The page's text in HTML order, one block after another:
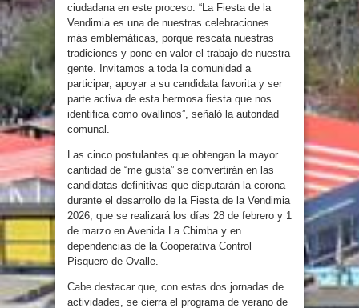
ciudadana en este proceso. “La Fiesta de la
Vendimia es una de nuestras celebraciones
más emblemáticas, porque rescata nuestras
tradiciones y pone en valor el trabajo de nuestra
gente. Invitamos a toda la comunidad a
participar, apoyar a su candidata favorita y ser
parte activa de esta hermosa fiesta que nos
identifica como ovallinos”, señaló la autoridad
comunal.
Las cinco postulantes que obtengan la mayor
cantidad de “me gusta” se convertirán en las
candidatas definitivas que disputarán la corona
durante el desarrollo de la Fiesta de la Vendimia
2026, que se realizará los días 28 de febrero y 1
de marzo en Avenida La Chimba y en
dependencias de la Cooperativa Control
Pisquero de Ovalle.
Cabe destacar que, con estas dos jornadas de
actividades, se cierra el programa de verano de